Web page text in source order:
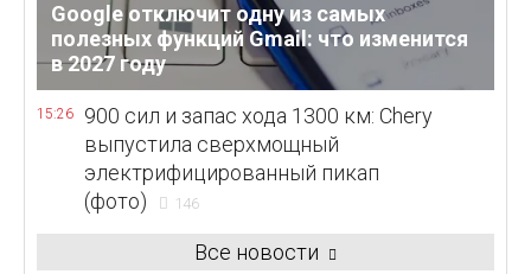
Google отключит одну из самых
полезных функций Gmail: что изменится
в 2027 году
15:26
900 сил и запас хода 1300 км: Chery
выпустила сверхмощный
электрифицированный пикап
(фото)
146
Все новости